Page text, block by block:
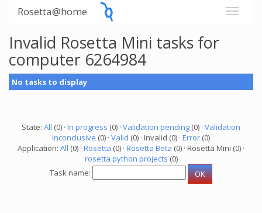
Rosetta@home
Invalid Rosetta Mini tasks for
computer 6264984
No tasks to display
State: All (0) · In progress (0) · Validation pending (0) · Validation
inconclusive (0) · Valid (0) · Invalid (0) · Error (0)
Application: All (0) · Rosetta (0) · Rosetta Beta (0) · Rosetta Mini (0) ·
rosetta python projects (0)
Task name: